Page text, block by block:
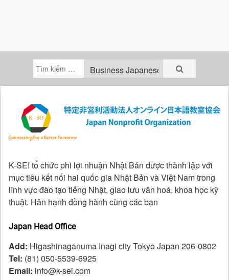
K-SEI tổ chức phi lợi nhuận Nhật Bản được thành lập với
mục tiêu kết nối hai quốc gia Nhật Bản và Việt Nam trong
lĩnh vực đào tạo tiếng Nhật, giao lưu văn hoá, khoa học kỹ
thuật. Hân hạnh đồng hành cùng các bạn
Japan Head Office
Add: Higashinaganuma Inagi city Tokyo Japan 206-0802
Tel: (81) 050-5539-6925
Email: info@k-sei.com